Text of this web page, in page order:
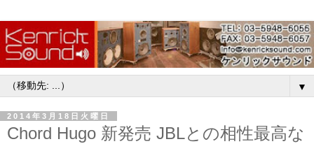
▼
2014年3月18日火曜日
Chord Hugo 新発売 JBLとの相性最高な